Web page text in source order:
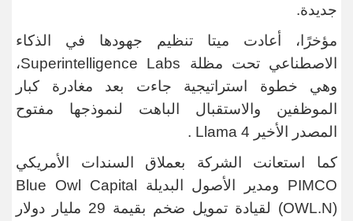
جديدة.
مؤخرًا، أعادت ميتا تنظيم جهودها في الذكاء
الاصطناعي تحت مظلة Superintelligence Labs،
وهي خطوة استراتيجية جاءت بعد مغادرة كبار
الموظفين والاستقبال الباهت لنموذجها مفتوح
المصدر الأخير Llama 4
.
كما استعانت الشركة بعملاق السندات الأمريكي
PIMCO
ومدير الأصول البديلة Blue Owl Capital
(OWL.N) لقيادة تمويل ضخم بقيمة 29 مليار دولار